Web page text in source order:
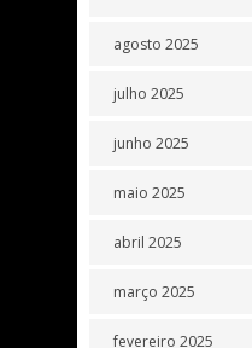
agosto 2025
julho 2025
junho 2025
maio 2025
abril 2025
março 2025
fevereiro 2025